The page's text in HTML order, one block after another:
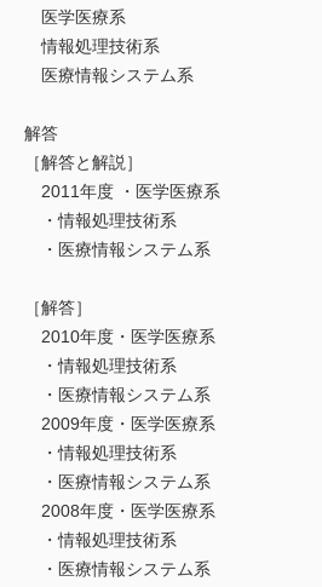
医学医療系
情報処理技術系
医療情報システム系
解答
［解答と解説］
2011年度 ・医学医療系
・情報処理技術系
・医療情報システム系
［解答］
2010年度・医学医療系
・情報処理技術系
・医療情報システム系
2009年度・医学医療系
・情報処理技術系
・医療情報システム系
2008年度・医学医療系
・情報処理技術系
・医療情報システム系